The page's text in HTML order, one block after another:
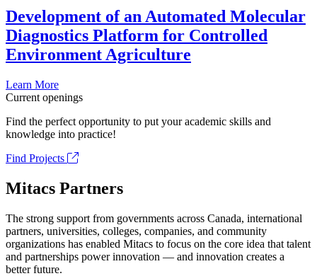
Development of an Automated Molecular
Diagnostics Platform for Controlled
Environment Agriculture
Learn More
Current openings
Find the perfect opportunity to put your academic skills and
knowledge into practice!
Find Projects
Mitacs Partners
The strong support from governments across Canada, international
partners, universities, colleges, companies, and community
organizations has enabled Mitacs to focus on the core idea that talent
and partnerships power innovation — and innovation creates a
better future.